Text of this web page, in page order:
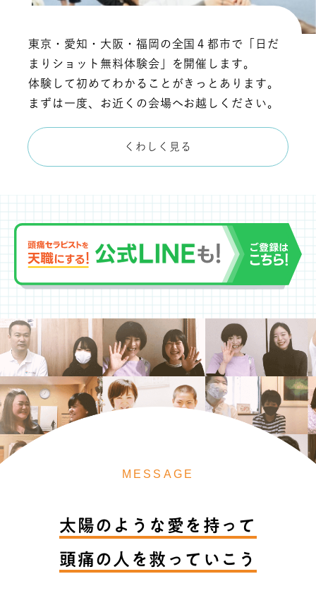
東京・愛知・大阪・福岡の全国４都市で「日だ
まりショット無料体験会」を開催します。
体験して初めてわかることがきっとあります。
まずは一度、お近くの会場へお越しください。
くわしく見る
MESSAGE
太陽のような愛を持って
頭痛の人を救っていこう